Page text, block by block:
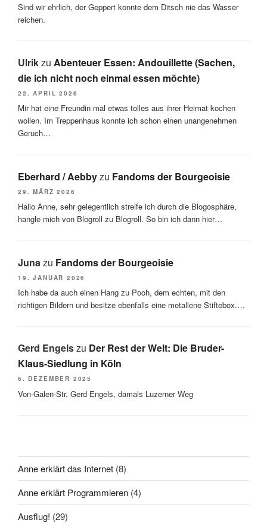
Sind wir ehrlich, der Geppert konnte dem Ditsch nie das Wasser
reichen.
Ulrikzu Abenteuer Essen: Andouillette (Sachen,
die ich nicht noch einmal essen möchte)
22. APRIL 2026
Mir hat eine Freundin mal etwas tolles aus ihrer Heimat kochen
wollen. Im Treppenhaus konnte ich schon einen unangenehmen
Geruch…
Eberhard / Aebbyzu Fandoms der Bourgeoisie
29. MÄRZ 2026
Hallo Anne, sehr gelegentlich streife ich durch die Blogosphäre,
hangle mich von Blogroll zu Blogroll. So bin ich dann hier…
Juna zu Fandoms der Bourgeoisie
19. JANUAR 2026
Ich habe da auch einen Hang zu Pooh, dem echten, mit den
richtigen Bildern und besitze ebenfalls eine metallene Stiftebox.…
Gerd Engelszu Der Rest der Welt: Die Bruder-
Klaus-Siedlung in Köln
6. DEZEMBER 2025
Von-Galen-Str. Gerd Engels, damals Luzerner Weg
Anne erklärt das Internet (8)
Anne erklärt Programmieren (4)
Ausflug! (29)